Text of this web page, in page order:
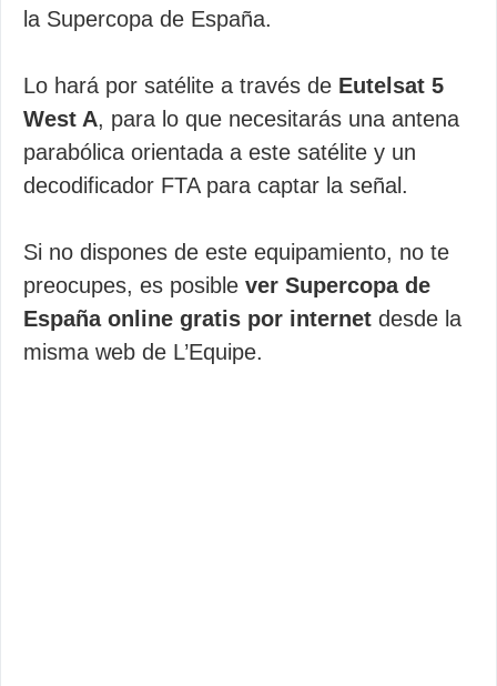
la Supercopa de España.
Lo hará por satélite a través de Eutelsat 5
West A, para lo que necesitarás una antena
parabólica orientada a este satélite y un
decodificador FTA para captar la señal.
Si no dispones de este equipamiento, no te
preocupes, es posible ver Supercopa de
España online gratis por internet desde la
misma web de L’Equipe.